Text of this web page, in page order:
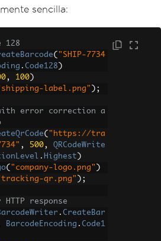
scenarios
= true
=
4
= BarcodeReader
Read
options );
sencilla:
128
( "SHIP-7734
. Code128 )
, 100 )
label.png" );
error correction a
( "https://tra
, 500,
QRCodeWrite
. Highest )
( "company-logo.png" )
qr.png" );
response
. CreateBar
BarcodeEncoding . Code1